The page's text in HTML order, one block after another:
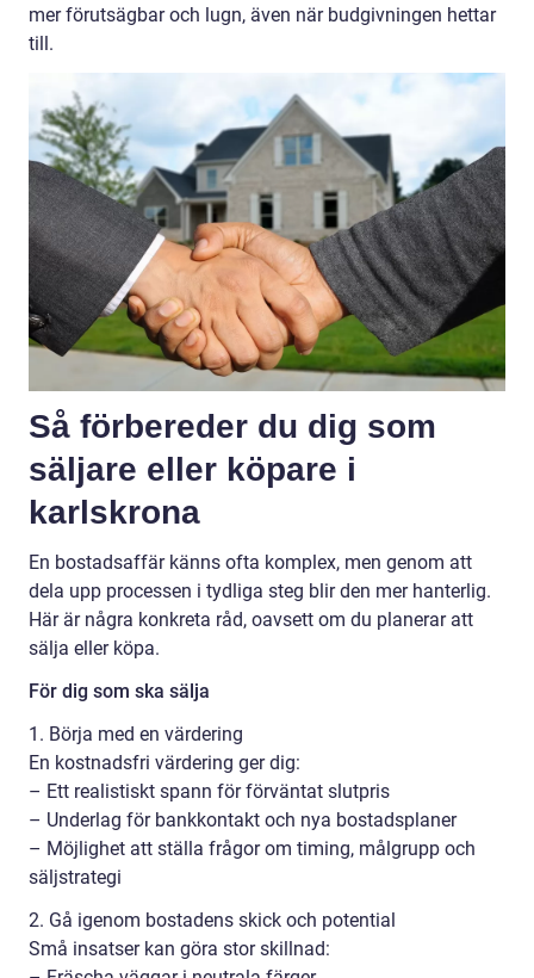
mer förutsägbar och lugn, även när budgivningen hettar
till.
Så förbereder du dig som
säljare eller köpare i
karlskrona
En bostadsaffär känns ofta komplex, men genom att
dela upp processen i tydliga steg blir den mer hanterlig.
Här är några konkreta råd, oavsett om du planerar att
sälja eller köpa.
För dig som ska sälja
1. Börja med en värdering
En kostnadsfri värdering ger dig:
– Ett realistiskt spann för förväntat slutpris
– Underlag för bankkontakt och nya bostadsplaner
– Möjlighet att ställa frågor om timing, målgrupp och
säljstrategi
2. Gå igenom bostadens skick och potential
Små insatser kan göra stor skillnad: